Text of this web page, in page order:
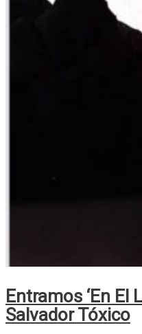
Entramos ‘En El
Salvador Tóxico